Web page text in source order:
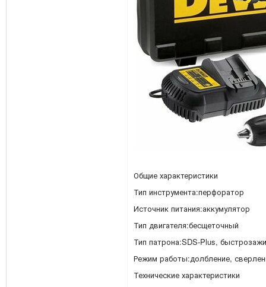
Общие характеристики
Тип инструмента:перфоратор
Источник питания:аккумулятор
Тип двигателя:бесщеточный
Тип патрона:SDS-Plus,
Режим работы:долбление,
Технические характеристики